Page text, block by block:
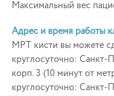
Максимальный вес
Адрес и время работы
МРТ кисти вы можете
круглосуточно: Санкт-
корп. 3 (10 минут от
круглосуточно: Санкт-